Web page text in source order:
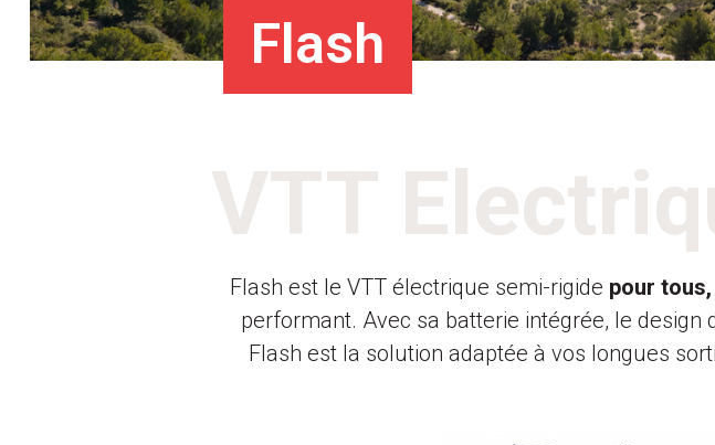
Flash
Flash est le VTT électrique semi-rigide pour
performant. Avec sa batterie intégrée, le
Flash est la solution adaptée à vos longues